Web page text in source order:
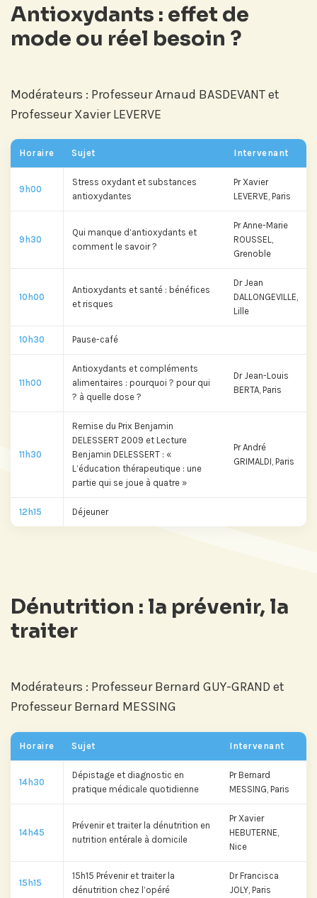
Antioxydants : effet de
mode ou réel besoin ?
Modérateurs : Professeur Arnaud BASDEVANT et
Professeur Xavier LEVERVE
Horaire Sujet Intervenant
9h00
Stress oxydant et substances
antioxydantes
Pr Xavier
LEVERVE, Paris
9h30
Qui manque d’antioxydants et
comment le savoir ?
Pr Anne-Marie
ROUSSEL,
Grenoble
10h00
Antioxydants et santé : bénéfices
et risques
Dr Jean
DALLONGEVILLE,
Lille
10h30 Pause-café
11h00
Antioxydants et compléments
alimentaires : pourquoi ? pour qui
? à quelle dose ?
Dr Jean-Louis
BERTA, Paris
11h30
Remise du Prix Benjamin
DELESSERT 2009 et Lecture
Benjamin DELESSERT : «
L’éducation thérapeutique : une
partie qui se joue à quatre »
Pr André
GRIMALDI, Paris
12h15 Déjeuner
Dénutrition : la prévenir, la
traiter
Modérateurs : Professeur Bernard GUY-GRAND et
Professeur Bernard MESSING
Horaire Sujet Intervenant
14h30
Dépistage et diagnostic en
pratique médicale quotidienne
Pr Bernard
MESSING, Paris
14h45
Prévenir et traiter la dénutrition en
nutrition entérale à domicile
Pr Xavier
HEBUTERNE,
Nice
15h15
15h15 Prévenir et traiter la
dénutrition chez l’opéré
Dr Francisca
JOLY, Paris
Abonnez-vous à notre compte
LinkedIn pour suivre nos actualités,
événements et les avancées de